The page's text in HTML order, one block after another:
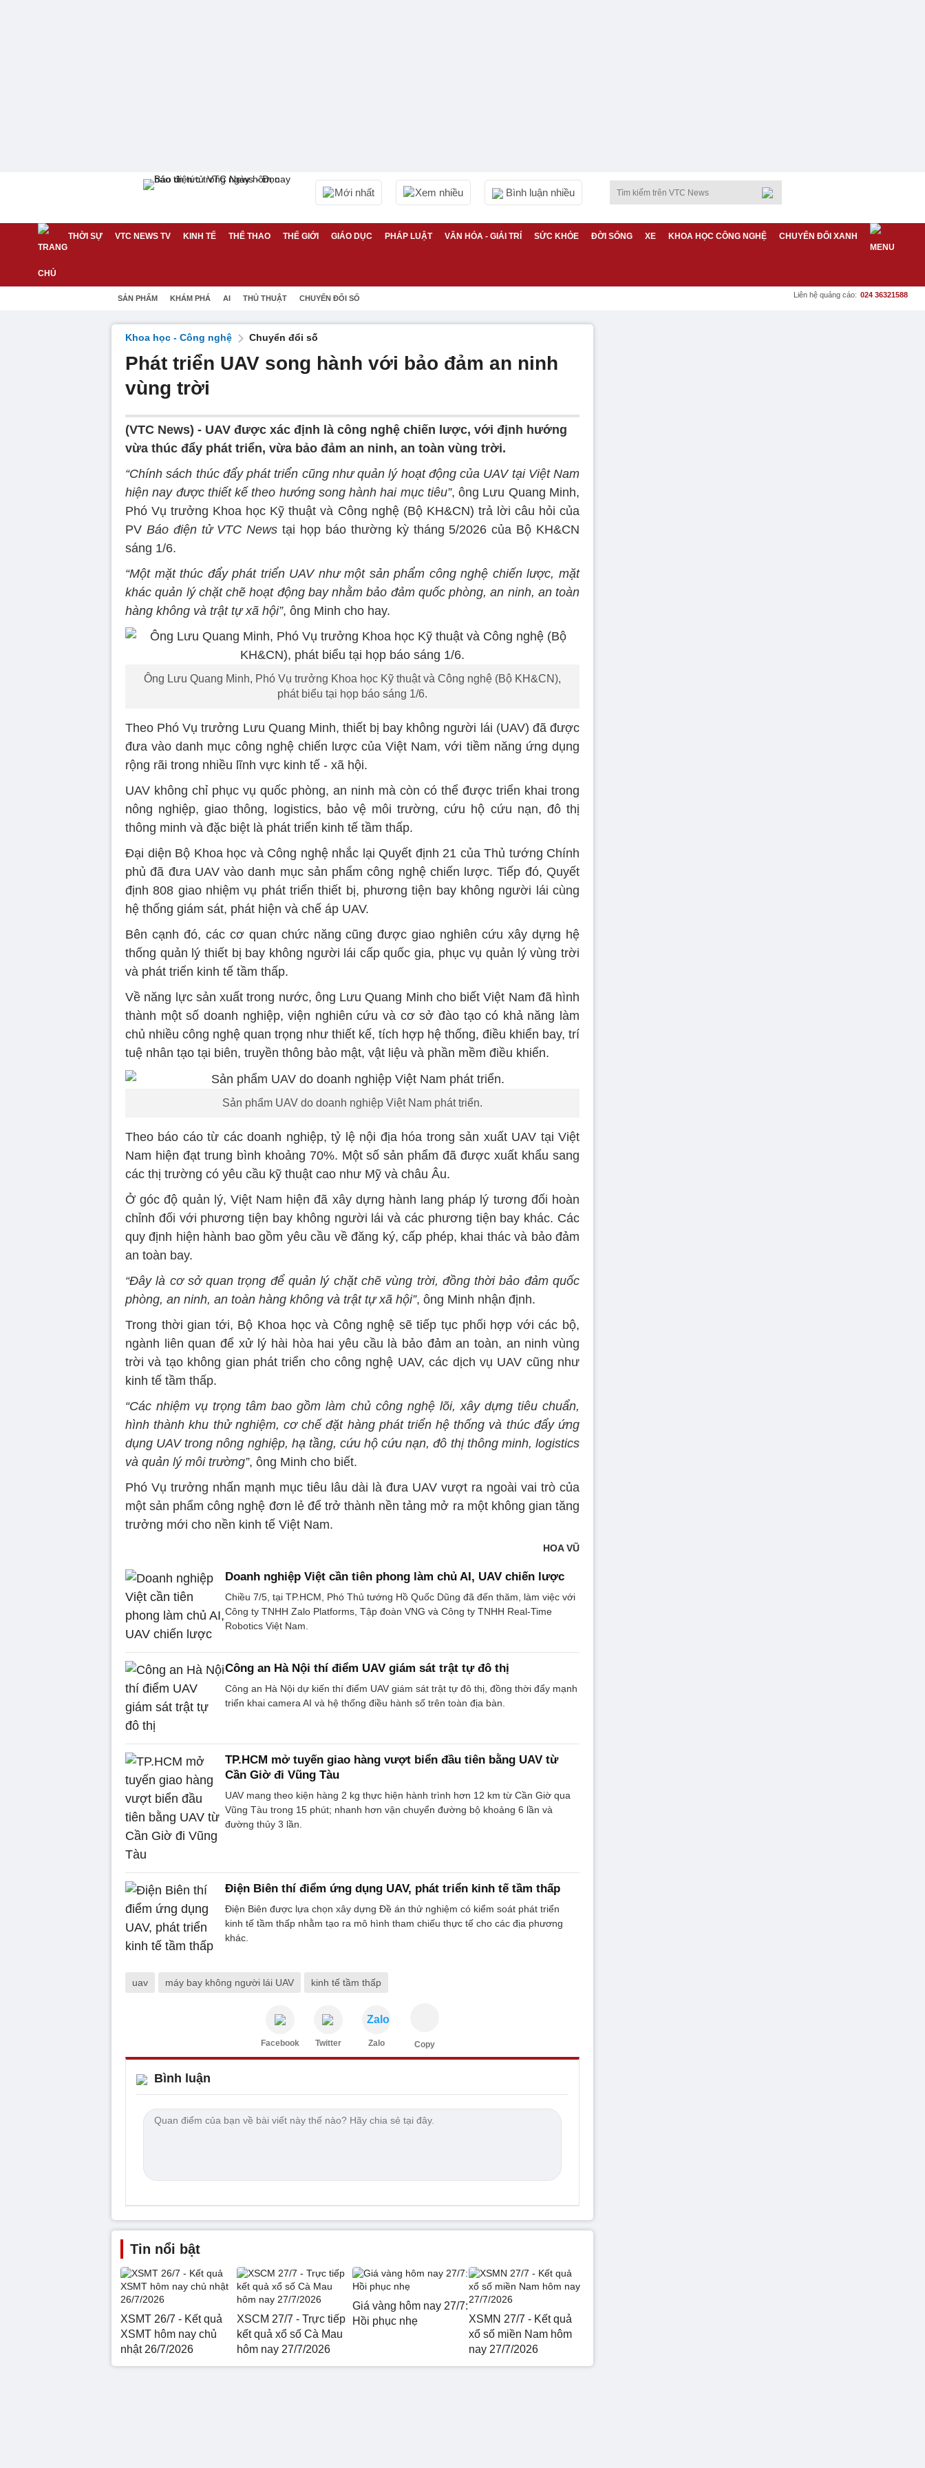
Mới nhất Xem nhiều Bình luận nhiều
THỜI SỰ VTC NEWS TV KINH TẾ THỂ THAO THẾ GIỚI GIÁO DỤC PHÁP LUẬT VĂN HÓA - GIẢI TRÍ SỨC KHỎE ĐỜI SỐNG XE KHOA HỌC CÔNG NGHỆ CHUYỂN ĐỔI XANH
SẢN PHẨM KHÁM PHÁ AI THỦ THUẬT CHUYỂN ĐỔI SỐ Liên hệ quảng cáo: 024 36321588
Khoa học - Công nghệ Chuyển đổi số
Phát triển UAV song hành với bảo đảm an ninh
vùng trời
(VTC News) - UAV được xác định là công nghệ chiến lược, với định hướng
vừa thúc đẩy phát triển, vừa bảo đảm an ninh, an toàn vùng trời.
“Chính sách thúc đẩy phát triển cũng như quản lý hoạt động của UAV tại Việt Nam
hiện nay được thiết kế theo hướng song hành hai mục tiêu”, ông Lưu Quang Minh,
Phó Vụ trưởng Khoa học Kỹ thuật và Công nghệ (Bộ KH&CN) trả lời câu hỏi của
PV Báo điện tử VTC News tại họp báo thường kỳ tháng 5/2026 của Bộ KH&CN
sáng 1/6.
“Một mặt thúc đẩy phát triển UAV như một sản phẩm công nghệ chiến lược, mặt
khác quản lý chặt chẽ hoạt động bay nhằm bảo đảm quốc phòng, an ninh, an toàn
hàng không và trật tự xã hội”, ông Minh cho hay.
Ông Lưu Quang Minh, Phó Vụ trưởng Khoa học Kỹ thuật và Công nghệ (Bộ KH&CN),
phát biểu tại họp báo sáng 1/6.
Theo Phó Vụ trưởng Lưu Quang Minh, thiết bị bay không người lái (UAV) đã được
đưa vào danh mục công nghệ chiến lược của Việt Nam, với tiềm năng ứng dụng
rộng rãi trong nhiều lĩnh vực kinh tế - xã hội.
UAV không chỉ phục vụ quốc phòng, an ninh mà còn có thể được triển khai trong
nông nghiệp, giao thông, logistics, bảo vệ môi trường, cứu hộ cứu nạn, đô thị
thông minh và đặc biệt là phát triển kinh tế tầm thấp.
Đại diện Bộ Khoa học và Công nghệ nhắc lại Quyết định 21 của Thủ tướng Chính
phủ đã đưa UAV vào danh mục sản phẩm công nghệ chiến lược. Tiếp đó, Quyết
định 808 giao nhiệm vụ phát triển thiết bị, phương tiện bay không người lái cùng
hệ thống giám sát, phát hiện và chế áp UAV.
Bên cạnh đó, các cơ quan chức năng cũng được giao nghiên cứu xây dựng hệ
thống quản lý thiết bị bay không người lái cấp quốc gia, phục vụ quản lý vùng trời
và phát triển kinh tế tầm thấp.
Về năng lực sản xuất trong nước, ông Lưu Quang Minh cho biết Việt Nam đã hình
thành một số doanh nghiệp, viện nghiên cứu và cơ sở đào tạo có khả năng làm
chủ nhiều công nghệ quan trọng như thiết kế, tích hợp hệ thống, điều khiển bay, trí
tuệ nhân tạo tại biên, truyền thông bảo mật, vật liệu và phần mềm điều khiển.
Sản phẩm UAV do doanh nghiệp Việt Nam phát triển.
Theo báo cáo từ các doanh nghiệp, tỷ lệ nội địa hóa trong sản xuất UAV tại Việt
Nam hiện đạt trung bình khoảng 70%. Một số sản phẩm đã được xuất khẩu sang
các thị trường có yêu cầu kỹ thuật cao như Mỹ và châu Âu.
Ở góc độ quản lý, Việt Nam hiện đã xây dựng hành lang pháp lý tương đối hoàn
chỉnh đối với phương tiện bay không người lái và các phương tiện bay khác. Các
quy định hiện hành bao gồm yêu cầu về đăng ký, cấp phép, khai thác và bảo đảm
an toàn bay.
“Đây là cơ sở quan trọng để quản lý chặt chẽ vùng trời, đồng thời bảo đảm quốc
phòng, an ninh, an toàn hàng không và trật tự xã hội”, ông Minh nhận định.
Trong thời gian tới, Bộ Khoa học và Công nghệ sẽ tiếp tục phối hợp với các bộ,
ngành liên quan để xử lý hài hòa hai yêu cầu là bảo đảm an toàn, an ninh vùng
trời và tạo không gian phát triển cho công nghệ UAV, các dịch vụ UAV cũng như
kinh tế tầm thấp.
“Các nhiệm vụ trọng tâm bao gồm làm chủ công nghệ lõi, xây dựng tiêu chuẩn,
hình thành khu thử nghiệm, cơ chế đặt hàng phát triển hệ thống và thúc đẩy ứng
dụng UAV trong nông nghiệp, hạ tầng, cứu hộ cứu nạn, đô thị thông minh, logistics
và quản lý môi trường”, ông Minh cho biết.
Phó Vụ trưởng nhấn mạnh mục tiêu lâu dài là đưa UAV vượt ra ngoài vai trò của
một sản phẩm công nghệ đơn lẻ để trở thành nền tảng mở ra một không gian tăng
trưởng mới cho nền kinh tế Việt Nam.
HOA VŨ
Doanh nghiệp Việt cần tiên phong làm chủ AI, UAV chiến lược
Chiều 7/5, tại TP.HCM, Phó Thủ tướng Hồ Quốc Dũng đã đến thăm, làm việc với
Công ty TNHH Zalo Platforms, Tập đoàn VNG và Công ty TNHH Real-Time
Robotics Việt Nam.
Công an Hà Nội thí điểm UAV giám sát trật tự đô thị
Công an Hà Nội dự kiến thí điểm UAV giám sát trật tự đô thị, đồng thời đẩy mạnh
triển khai camera AI và hệ thống điều hành số trên toàn địa bàn.
TP.HCM mở tuyến giao hàng vượt biển đầu tiên bằng UAV từ
Cần Giờ đi Vũng Tàu
UAV mang theo kiện hàng 2 kg thực hiện hành trình hơn 12 km từ Cần Giờ qua
Vũng Tàu trong 15 phút; nhanh hơn vận chuyển đường bộ khoảng 6 lần và
đường thủy 3 lần.
Điện Biên thí điểm ứng dụng UAV, phát triển kinh tế tầm thấp
Điện Biên được lựa chọn xây dựng Đề án thử nghiệm có kiểm soát phát triển
kinh tế tầm thấp nhằm tạo ra mô hình tham chiếu thực tế cho các địa phương
khác.
uav máy bay không người lái UAV kinh tế tầm thấp
Facebook Twitter
Zalo
Zalo Copy
Bình luận
Tin nổi bật
XSMT 26/7 - Kết quả
XSMT hôm nay chủ
nhật 26/7/2026
XSCM 27/7 - Trực tiếp
kết quả xổ số Cà Mau
hôm nay 27/7/2026
Giá vàng hôm nay 27/7:
Hồi phục nhẹ
XSMN 27/7 - Kết quả
xổ số miền Nam hôm
nay 27/7/2026